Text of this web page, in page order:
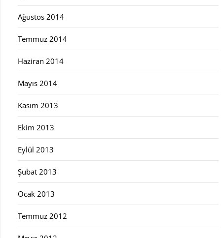
Ağustos 2014
Temmuz 2014
Haziran 2014
Mayıs 2014
Kasım 2013
Ekim 2013
Eylül 2013
Şubat 2013
Ocak 2013
Temmuz 2012